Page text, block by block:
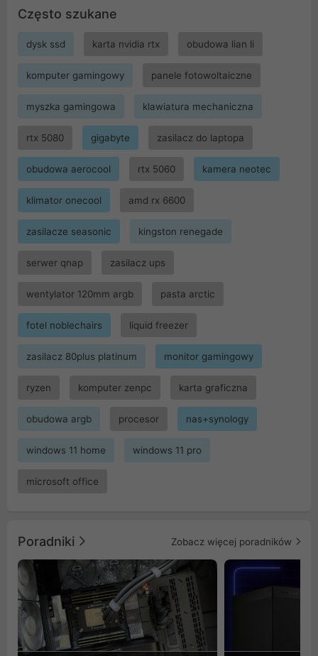
Często szukane
dysk ssd karta nvidia rtx obudowa lian li
komputer gamingowy panele fotowoltaiczne
myszka gamingowa klawiatura mechaniczna
rtx 5080 gigabyte zasilacz do laptopa
obudowa aerocool rtx 5060 kamera neotec
klimator onecool amd rx 6600
zasilacze seasonic kingston renegade
serwer qnap zasilacz ups
wentylator 120mm argb pasta arctic
fotel noblechairs liquid freezer
zasilacz 80plus platinum monitor gamingowy
ryzen komputer zenpc karta graficzna
obudowa argb procesor nas+synology
windows 11 home windows 11 pro
microsoft office
Poradniki Zobacz więcej poradników